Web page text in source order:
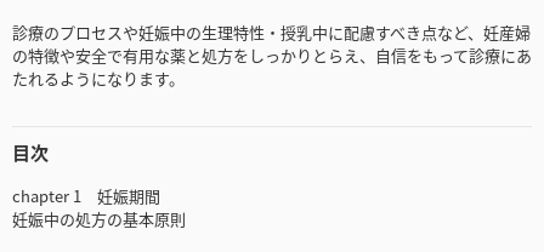
診療のプロセスや妊娠中の生理特性・授乳中に配慮すべき点など、妊産婦
の特徴や安全で有用な薬と処方をしっかりとらえ、自信をもって診療にあ
たれるようになります。
目次
chapter 1 妊娠期間
妊娠中の処方の基本原則